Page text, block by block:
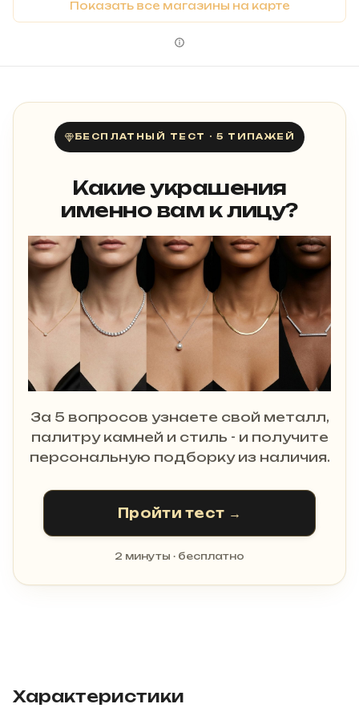
Показать все магазины на карте
БЕСПЛАТНЫЙ ТЕСТ · 5 ТИПАЖЕЙ
Какие украшения
именно вам к лицу?
За 5 вопросов узнаете свой металл,
палитру камней и стиль - и получите
персональную подборку из наличия.
Пройти тест →
2 минуты · бесплатно
Характеристики